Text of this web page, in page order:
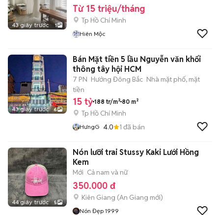
43 giây trước 1
Từ 15 triệu/tháng
Tp Hồ Chí Minh
Hiên Mộc
43 giây trước 6
Bán Mặt tiền 5 lầu Nguyễn văn khối
thông tây hội HCM
7 PN Hướng Đông Bắc Nhà mặt phố, mặt
tiền
15 tỷ 188 tr/m² 80 m²
Tp Hồ Chí Minh
HưngG 4.0 1 đã bán
44 giây trước 5
Nón lưỡi trai Stussy Kaki Lưới Hồng
Kem
Mới Cả nam và nữ
350.000 đ
Kiên Giang (An Giang mới)
Nón Đẹp 1999